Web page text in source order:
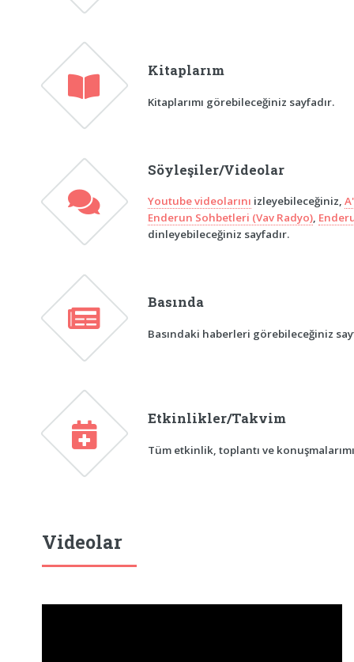
Kitaplarım
Kitaplarımı görebileceğiniz sayfadır.
Söyleşiler/Videolar
Youtube videolarını izleyebileceğiniz,
Enderun Sohbetleri (Vav Radyo),
dinleyebileceğiniz sayfadır.
Basında
Basındaki haberleri görebileceğiniz
Etkinlikler/Takvim
Tüm etkinlik, toplantı ve
Videolar